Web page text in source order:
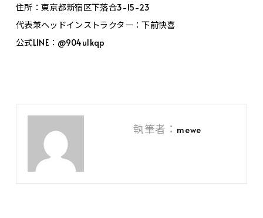
住所：東京都新宿区下落合3-15-23
代表兼ヘッドインストラクター：下前快喜
公式LINE：@904ulkqp
執筆者： mewe